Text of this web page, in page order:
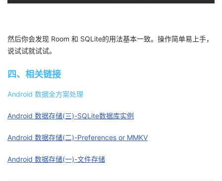
然后你会发现 Room 和 SQLite的用法基本一致。操作简单易上手，
说试试就试试。
四、相关链接
Android 数据全方案处理
Android 数据存储(三)-SQLite数据库实例
Android 数据存储(二)-Preferences or MMKV
Android 数据存储(一)-文件存储